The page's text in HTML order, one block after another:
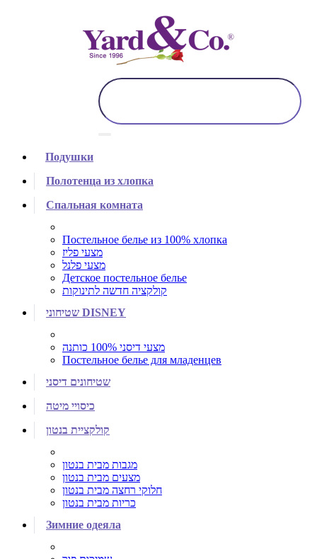
Подушки
Полотенца из хлопка
Спальная комната
Постельное белье из 100% хлопка
מצעי פליז
מצעי פלנל
Детское постельное белье
קולקציה חדשה לתינוקות
שטיחוני DISNEY
מצעי דיסני 100% כותנה
Постельное белье для младенцев
שטיחונים דיסני
כיסויי מיטה
קולקציית בנטון
מגבות מבית בנטון
מצעים מבית בנטון
חלוקי רחצה מבית בנטון
כריות מבית בנטון
Зимние одеяла